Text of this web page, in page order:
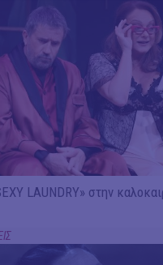
LAUNDRY» στην